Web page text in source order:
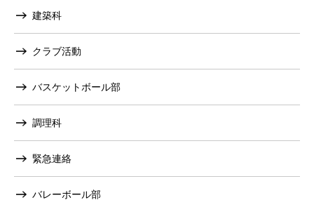
建築科
クラブ活動
バスケットボール部
調理科
緊急連絡
バレーボール部